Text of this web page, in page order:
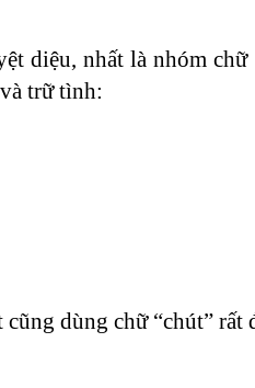
diệu, nhất là nhóm chữ
trữ tình:
cũng dùng chữ “chút” rất